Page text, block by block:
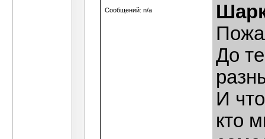
Сообщений: n/a
До
И
кто